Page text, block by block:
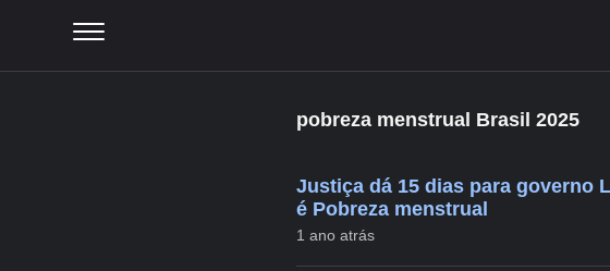
pobreza menstrual Brasil 2025
Justiça dá 15 dias para governo
é Pobreza menstrual
1 ano atrás